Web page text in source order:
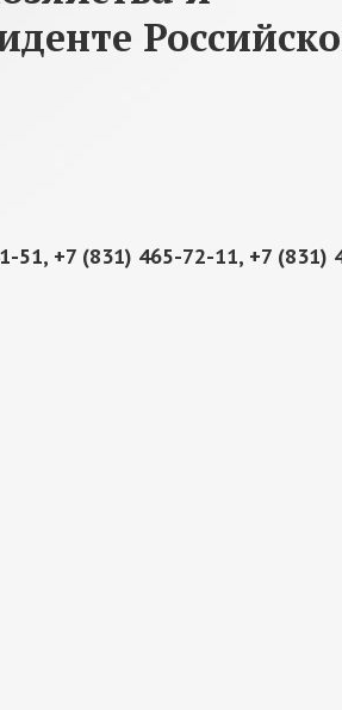
+7 (831) 465-72-11, +7 (831)